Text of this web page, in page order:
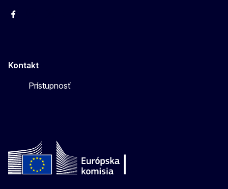
Facebook
Kontakt
Prístupnosť